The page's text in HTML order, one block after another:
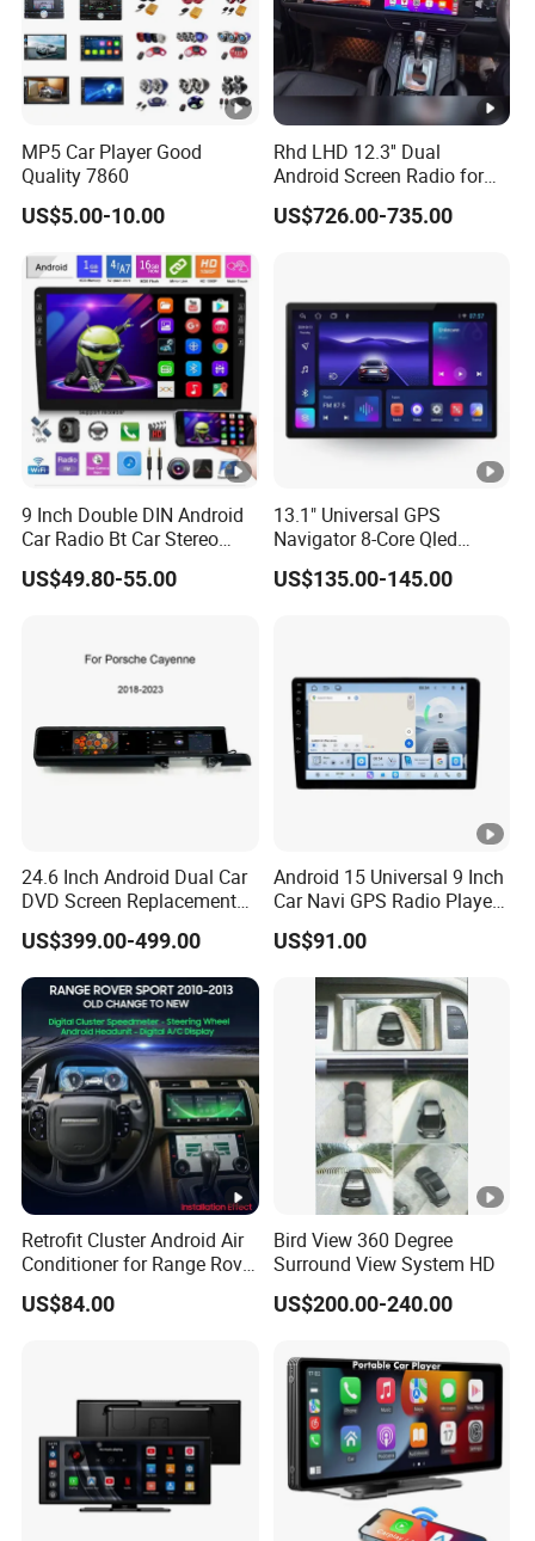
MP5 Car Player Good
Quality 7860
US$5.00-10.00
Rhd LHD 12.3'' Dual
Android Screen Radio for
Porsche Cayenne Macan
Panamera
US$726.00-735.00
9 Inch Double DIN Android
Car Radio Bt Car Stereo
GPS Navigation FM USB
Auto Radio
US$49.80-55.00
13.1" Universal GPS
Navigator 8-Core Qled
Touch Screen 2DIN Car
Stereo Carplay Android
US$135.00-145.00
24.6 Inch Android Dual Car
DVD Screen Replacement
Upgrade Retrofit Include Co-
Pilot Panel for Porsche
Cayenne 2018-2023
US$399.00-499.00
Android 15 Universal 9 Inch
Car Navi GPS Radio Player
Touch Screen WiFi 360
Camera SL32s
US$91.00
Retrofit Cluster Android Air
Conditioner for Range Rover
Sport L320 Discovery4
2010-2013
US$84.00
Bird View 360 Degree
Surround View System HD
US$200.00-240.00